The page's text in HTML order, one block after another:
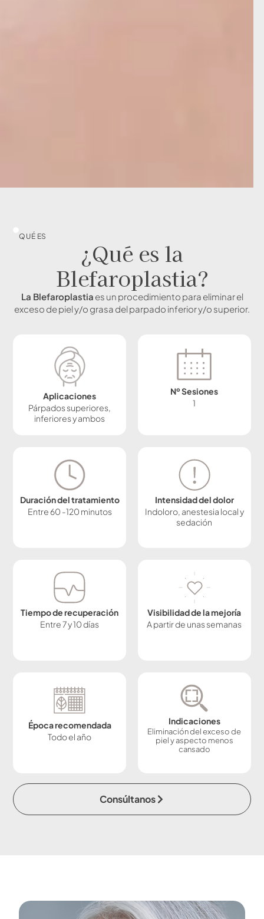
QUÉ ES
¿Qué es la
Blefaroplastia?
La Blefaroplastia es un procedimiento para eliminar el
exceso de piel y/o grasa del parpado inferior y/o superior.
Aplicaciones
Párpados superiores,
inferiores y ambos
Nº Sesiones
1
Duración del tratamiento
Entre 60 -120 minutos
Intensidad del dolor
Indoloro, anestesia local y
sedación
Tiempo de recuperación
Entre 7 y 10 días
Visibilidad de la mejoría
A partir de unas semanas
Época recomendada
Todo el año
Indicaciones
Eliminación del exceso de
piel y aspecto menos
cansado
Consúltanos